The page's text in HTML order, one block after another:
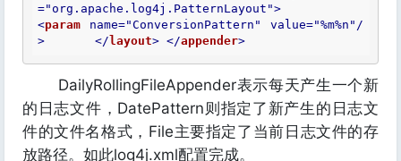
="org.apache.log4j.PatternLayout">
<param name="ConversionPattern" value="%m%n" /
>
</ layout> </appender>
DailyRollingFileAppender表示每天产生一个新
的日志文件，DatePattern则指定了新产生的日志文
件的文件名格式，File主要指定了当前日志文件的存
放路径。如此log4j.xml配置完成。